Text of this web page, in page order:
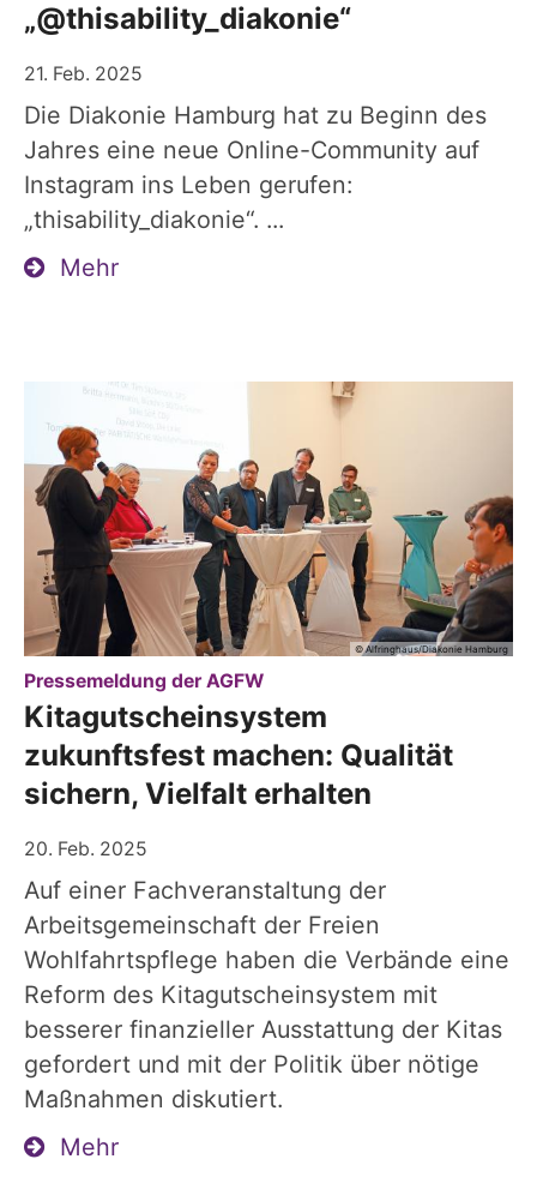
„@thisability_diakonie“
21. Feb. 2025
Die Diakonie Hamburg hat zu Beginn des
Jahres eine neue Online-Community auf
Instagram ins Leben gerufen:
„thisability_diakonie“. ...
Mehr
© Alfringhaus/Diakonie Hamburg
Pressemeldung der AGFW:
Kitagutscheinsystem
zukunftsfest machen: Qualität
sichern, Vielfalt erhalten
20. Feb. 2025
Auf einer Fachveranstaltung der
Arbeitsgemeinschaft der Freien
Wohlfahrtspflege haben die Verbände eine
Reform des Kitagutscheinsystem mit
besserer finanzieller Ausstattung der Kitas
gefordert und mit der Politik über nötige
Maßnahmen diskutiert.
Mehr